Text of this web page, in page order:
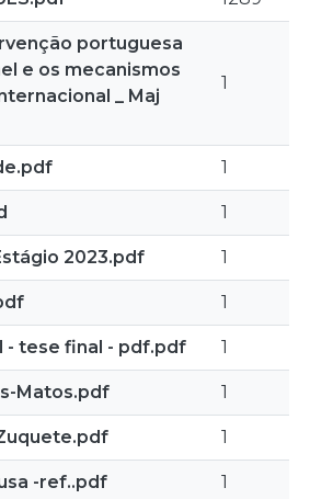
portuguesa
e os mecanismos
_ Maj
1
1
1
2023.pdf 1
1
- tese final - pdf.pdf 1
Matos.pdf 1
1
-ref..pdf 1